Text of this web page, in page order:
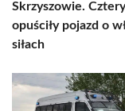
Skrzyszowie.
opuściły pojazd o
siłach